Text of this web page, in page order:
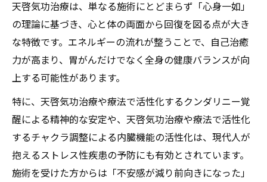
天啓気功治療は、単なる施術にとどまらず「心身一如」
の理論に基づき、心と体の両面から回復を図る点が大き
な特徴です。エネルギーの流れが整うことで、自己治癒
力が高まり、胃がんだけでなく全身の健康バランスが向
上する可能性があります。
特に、天啓気功治療や療法で活性化するクンダリニー覚
醒による精神的な安定や、天啓気功治療や療法で活性化
するチャクラ調整による内臓機能の活性化は、現代人が
抱えるストレス性疾患の予防にも有効とされています。
施術を受けた方からは「不安感が減り前向きになった」